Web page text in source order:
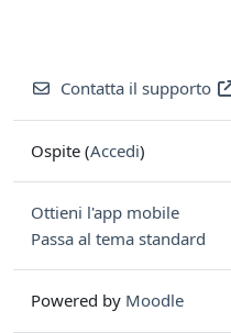
Contatta il supporto
Ospite (Accedi)
Ottieni l'app mobile
Passa al tema standard
Powered by Moodle